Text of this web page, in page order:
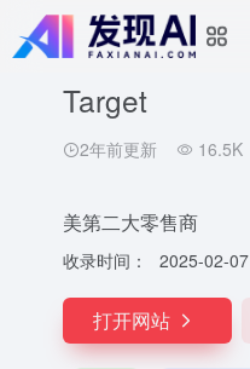
Target
2年前更新 16.5K
美第二大零售商
收录时间： 2025-02-07
打开网站